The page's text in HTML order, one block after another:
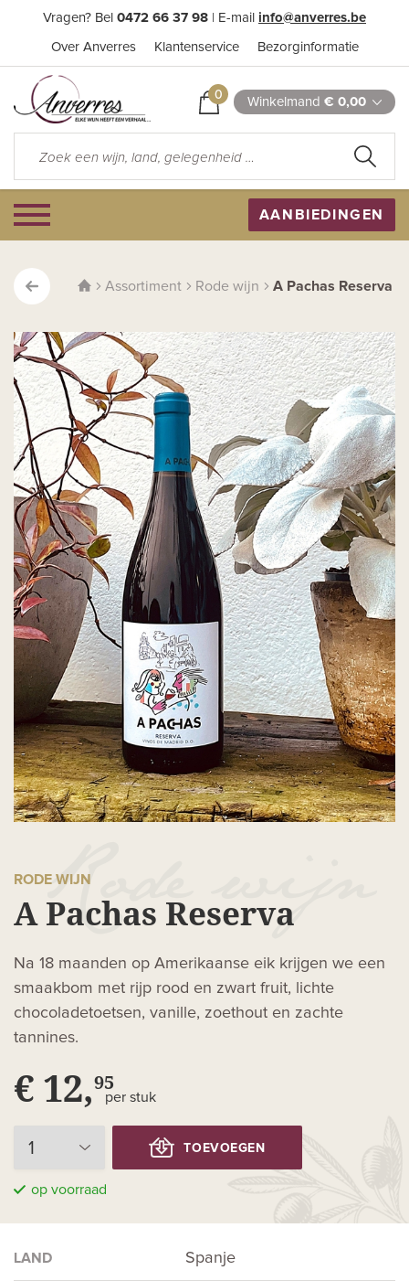
Vragen? Bel 0472 66 37 98 | E-mail info@anverres.be
Over Anverres Klantenservice Bezorginformatie
0 Winkelmand € 0,00
AANBIEDINGEN
Assortiment Rode wijn A Pachas Reserva
RODE WIJN
A Pachas Reserva
Na 18 maanden op Amerikaanse eik krijgen we een
smaakbom met rijp rood en zwart fruit, lichte
chocoladetoetsen, vanille, zoethout en zachte
tannines.
€ 12,95
per stuk
TOEVOEGEN
op voorraad
LAND Spanje